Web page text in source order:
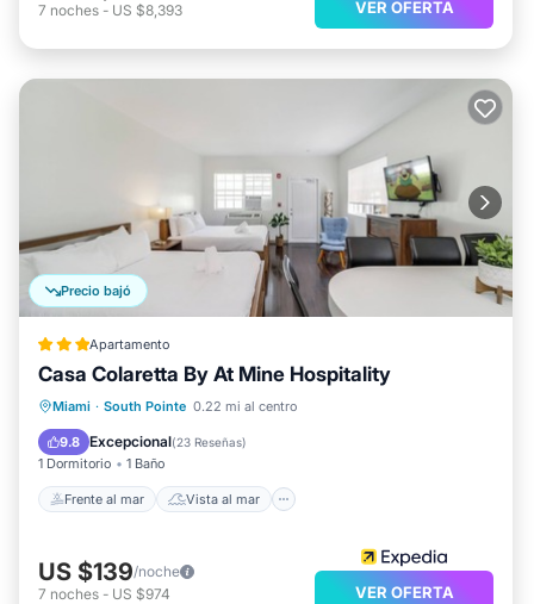
7 noches - US $8,393 VER OFERTA
Precio bajó
Apartamento
Casa Colaretta By At Mine Hospitality
Miami · South Pointe 0.22 mi al centro
9.8 Excepcional(23 Reseñas)
1 Dormitorio 1 Baño
Frente al mar Vista al mar
Frente al mar Vista al mar
Cocina
US $139/noche
7 noches - US $974 VER OFERTA